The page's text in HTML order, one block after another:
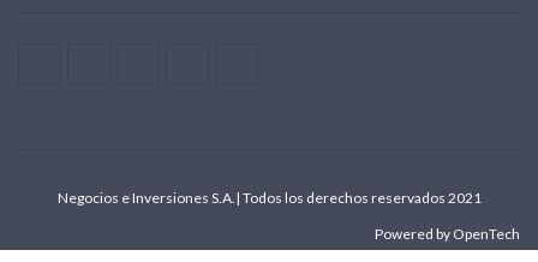
Negocios e Inversiones S.A.| Todos los derechos reservados 2021
Powered by OpenTech